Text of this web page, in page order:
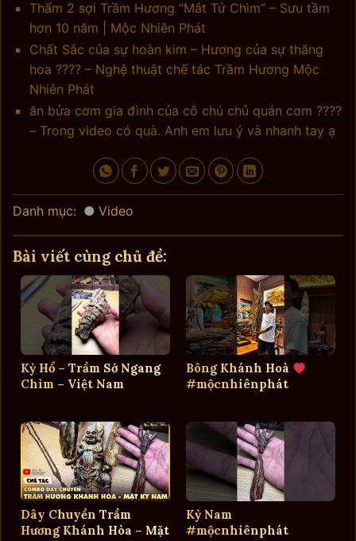
Thẩm 2 sợi Trầm Hương “Mắt Tử Chìm” – Sưu tầm
hơn 10 năm | Mộc Nhiên Phát
Chất Sắc của sự hoàn kim – Hương của sự thăng
hoa ???? – Nghệ thuật chế tác Trầm Hương Mộc
Nhiên Phát
ăn bửa cơm gia đình của cô chú chủ quán cơm ????
– Trong video có quà. Anh em lưu ý và nhanh tay ạ
Danh mục: Video
Bài viết cùng chủ đề:
Kỳ Hổ – Trầm Sớ Ngang
Chìm – Việt Nam
Bông Khánh Hoà
#mộcnhiênphát
Dây Chuyền Trầm
Hương Khánh Hòa – Mặt
Kỳ Nam
#mộcnhiênphát